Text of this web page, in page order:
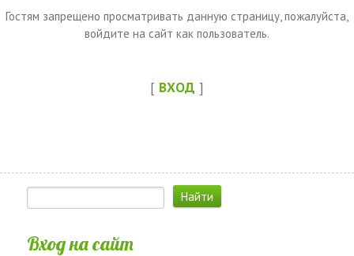
Гостям запрещено просматривать данную страницу, пожалуйста,
войдите на сайт как пользователь.
[ ВХОД ]
Вход на сайт